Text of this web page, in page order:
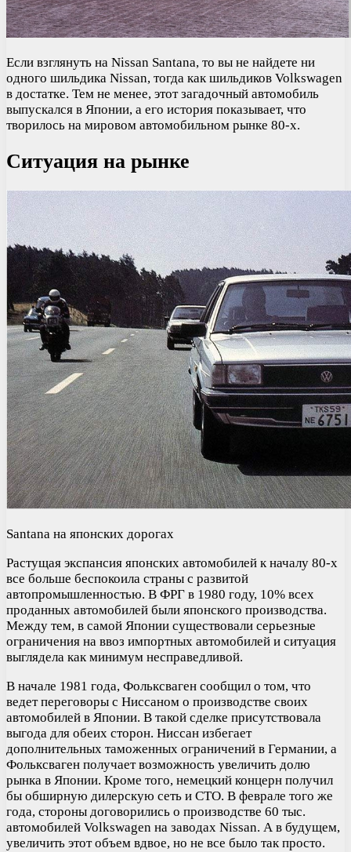
Если взглянуть на Nissan Santana, то вы не найдете ни
одного шильдика Nissan, тогда как шильдиков Volkswagen
в достатке. Тем не менее, этот загадочный автомобиль
выпускался в Японии, а его история показывает, что
творилось на мировом автомобильном рынке 80-х.
Ситуация на рынке
Santana на японских дорогах
Растущая экспансия японских автомобилей к началу 80-х
все больше беспокоила страны с развитой
автопромышленностью. В ФРГ в 1980 году, 10% всех
проданных автомобилей были японского производства.
Между тем, в самой Японии существовали серьезные
ограничения на ввоз импортных автомобилей и ситуация
выглядела как минимум несправедливой.
В начале 1981 года, Фольксваген сообщил о том, что
ведет переговоры с Ниссаном о производстве своих
автомобилей в Японии. В такой сделке присутствовала
выгода для обеих сторон. Ниссан избегает
дополнительных таможенных ограничений в Германии, а
Фольксваген получает возможность увеличить долю
рынка в Японии. Кроме того, немецкий концерн получил
бы обширную дилерскую сеть и СТО. В феврале того же
года, стороны договорились о производстве 60 тыс.
автомобилей Volkswagen на заводах Nissan. А в будущем,
увеличить этот объем вдвое, но не все было так просто.